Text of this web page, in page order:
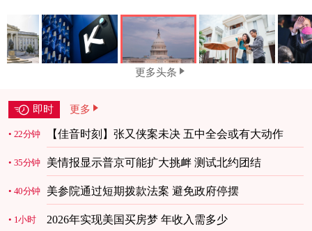
更多头条
即时 更多
22分钟 【佳音时刻】张又侠案未决 五中全会或有大动作
35分钟 美情报显示普京可能扩大挑衅 测试北约团结
40分钟 美参院通过短期拨款法案 避免政府停摆
1小时 2026年实现美国买房梦 年收入需多少